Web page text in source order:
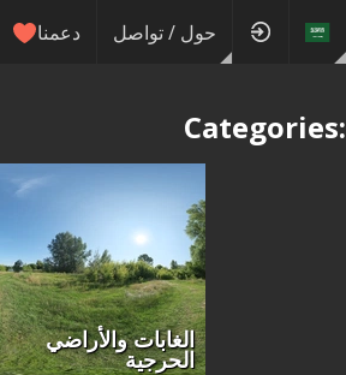
دعمنا حول / تواصل
Categories:
الغابات والأراضي
الحرجية